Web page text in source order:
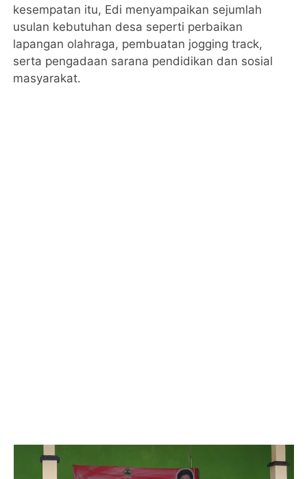
kesempatan itu, Edi menyampaikan sejumlah
usulan kebutuhan desa seperti perbaikan
lapangan olahraga, pembuatan jogging track,
serta pengadaan sarana pendidikan dan sosial
masyarakat.